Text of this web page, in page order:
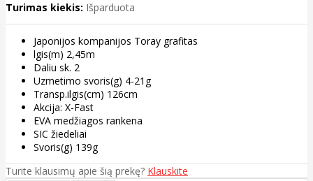
Turimas kiekis: Išparduota
Japonijos kompanijos Toray grafitas
lgis(m) 2,45m
Daliu sk. 2
Uzmetimo svoris(g) 4-21g
Transp.ilgis(cm) 126cm
Akcija: X-Fast
EVA medžiagos rankena
SIC žiedeliai
Svoris(g) 139g
Turite klausimų apie šią prekę? Klauskite